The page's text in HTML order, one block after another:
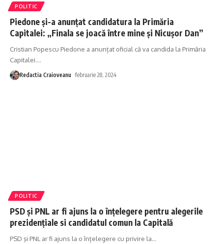
POLITIC
Piedone și-a anunțat candidatura la Primăria
Capitalei: „Finala se joacă între mine și Nicușor Dan”
Cristian Popescu Piedone a anunțat oficial că va candida la Primăria
Capitalei.…
Redactia Craioveanu februarie 28, 2024
POLITIC
PSD şi PNL ar fi ajuns la o înțelegere pentru alegerile
prezidențiale si candidatul comun la Capitală
PSD şi PNL ar fi ajuns la o înțelegere cu privire la…